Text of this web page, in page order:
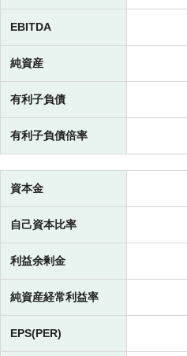
EBITDA
純資産
有利子負債
有利子負債倍率
資本金
自己資本比率
利益余剰金
純資産経常利益率
EPS(PER)